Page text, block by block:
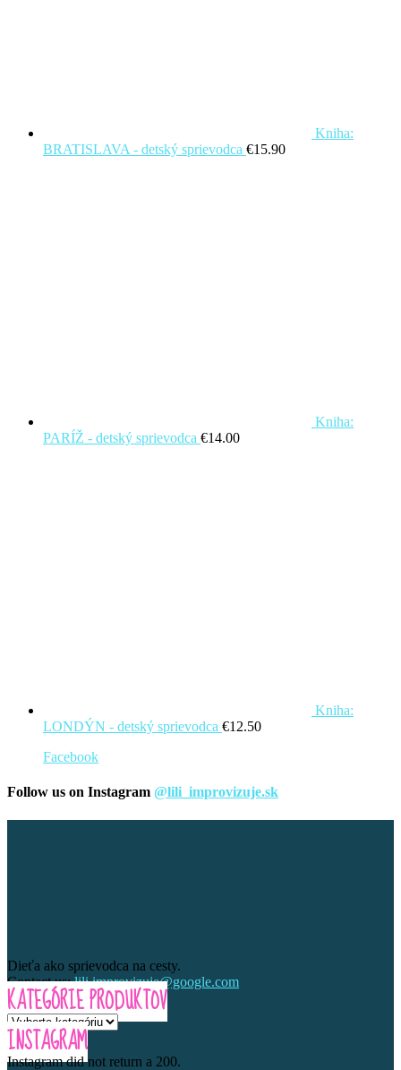
Kniha:
BRATISLAVA - detský sprievodca €15.90
Kniha:
PARÍŽ - detský sprievodca €14.00
Kniha:
LONDÝN - detský sprievodca €12.50
Facebook
Follow us on Instagram @lili_improvizuje.sk
Dieťa ako sprievodca na cesty.
Contact us:lili.improvizuje@google.com
KATEGÓRIE PRODUKTOV
INSTAGRAM
Instagram did not return a 200.